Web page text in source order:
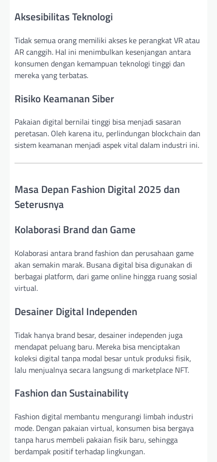
Aksesibilitas Teknologi
Tidak semua orang memiliki akses ke perangkat VR atau
AR canggih. Hal ini menimbulkan kesenjangan antara
konsumen dengan kemampuan teknologi tinggi dan
mereka yang terbatas.
Risiko Keamanan Siber
Pakaian digital bernilai tinggi bisa menjadi sasaran
peretasan. Oleh karena itu, perlindungan blockchain dan
sistem keamanan menjadi aspek vital dalam industri ini.
Masa Depan Fashion Digital 2025 dan
Seterusnya
Kolaborasi Brand dan Game
Kolaborasi antara brand fashion dan perusahaan game
akan semakin marak. Busana digital bisa digunakan di
berbagai platform, dari game online hingga ruang sosial
virtual.
Desainer Digital Independen
Tidak hanya brand besar, desainer independen juga
mendapat peluang baru. Mereka bisa menciptakan
koleksi digital tanpa modal besar untuk produksi fisik,
lalu menjualnya secara langsung di marketplace NFT.
Fashion dan Sustainability
Fashion digital membantu mengurangi limbah industri
mode. Dengan pakaian virtual, konsumen bisa bergaya
tanpa harus membeli pakaian fisik baru, sehingga
berdampak positif terhadap lingkungan.